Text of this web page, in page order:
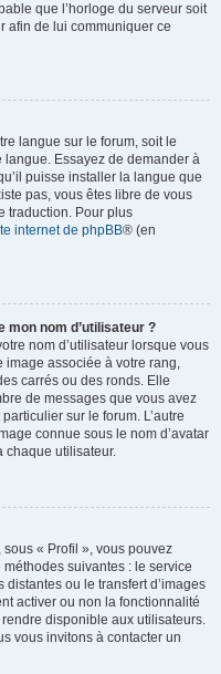
que l’horloge du serveur soit
afin de lui communiquer ce
langue sur le forum, soit le
langue. Essayez de demander à
puisse installer la langue que
pas, vous êtes libre de vous
traduction. Pour plus
internet de phpBB® (en
mon nom d’utilisateur ?
nom d’utilisateur lorsque vous
image associée à votre rang,
carrés ou des ronds. Elle
de messages que vous avez
sur le forum. L’autre
connue sous le nom d’avatar
chaque utilisateur.
« Profil », vous pouvez
suivantes : le service
distantes ou le transfert d’images
activer ou non la fonctionnalité
disponible aux utilisateurs.
vous invitons à contacter un